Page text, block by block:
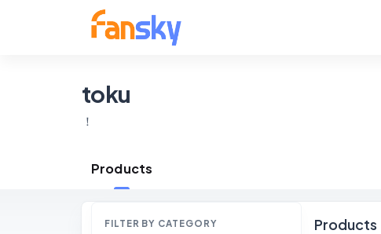
toku
！
Products
FILTER BY CATEGORY Products